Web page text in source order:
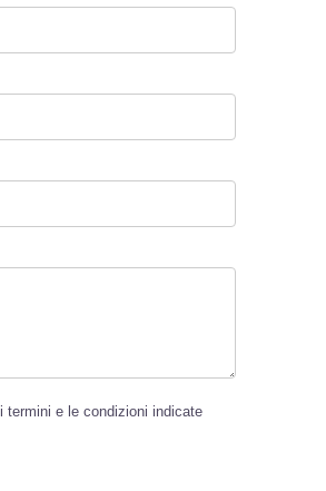
i termini e le condizioni indicate